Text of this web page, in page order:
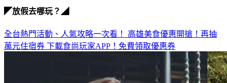
◤放假去哪玩？◢
全台熱門活動、人氣攻略一次看！ 高雄美食優惠開搶！再抽
萬元住宿券 下載食尚玩家APP！免費領取優惠券